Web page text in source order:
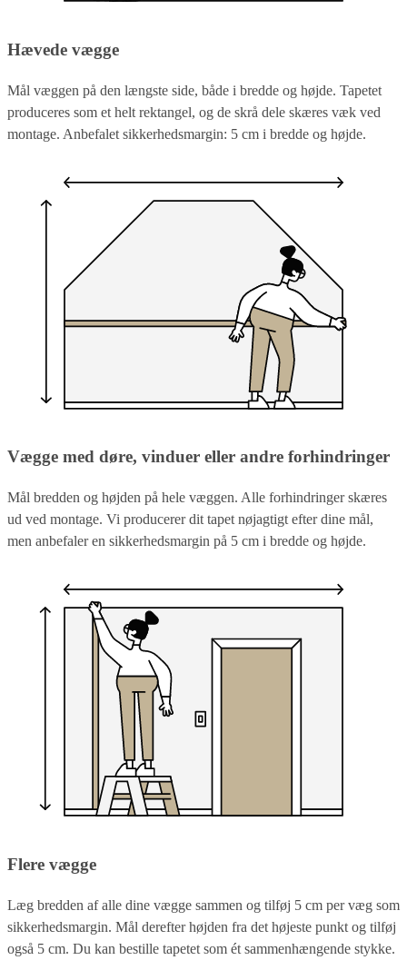
Hævede vægge
Mål væggen på den længste side, både i bredde og højde. Tapetet
produceres som et helt rektangel, og de skrå dele skæres væk ved
montage. Anbefalet sikkerhedsmargin: 5 cm i bredde og højde.
Vægge med døre, vinduer eller andre forhindringer
Mål bredden og højden på hele væggen. Alle forhindringer skæres
ud ved montage. Vi producerer dit tapet nøjagtigt efter dine mål,
men anbefaler en sikkerhedsmargin på 5 cm i bredde og højde.
Flere vægge
Læg bredden af alle dine vægge sammen og tilføj 5 cm per væg som
sikkerhedsmargin. Mål derefter højden fra det højeste punkt og tilføj
også 5 cm. Du kan bestille tapetet som ét sammenhængende stykke.